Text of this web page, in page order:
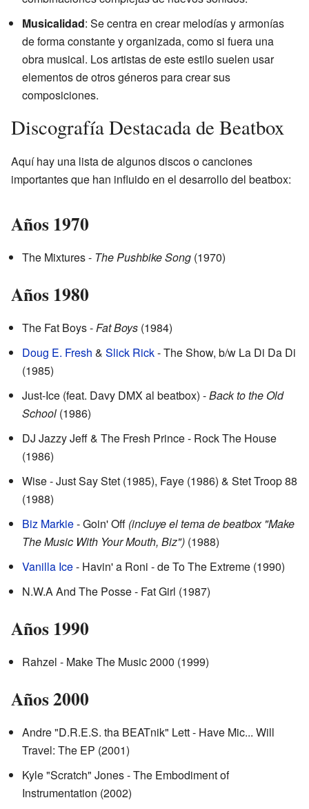
Musicalidad: Se centra en crear melodías y armonías
de forma constante y organizada, como si fuera una
obra musical. Los artistas de este estilo suelen usar
elementos de otros géneros para crear sus
composiciones.
Discografía Destacada de Beatbox
Aquí hay una lista de algunos discos o canciones
importantes que han influido en el desarrollo del beatbox:
Años 1970
The Mixtures - The Pushbike Song (1970)
Años 1980
The Fat Boys -Fat Boys (1984)
Doug E. Fresh & Slick Rick- The Show, b/w La Di Da Di
(1985)
Just-Ice (feat. Davy DMX al beatbox) -Back to the Old
School (1986)
DJ Jazzy Jeff & The Fresh Prince - Rock The House
(1986)
Wise - Just Say Stet (1985), Faye (1986) & Stet Troop 88
(1988)
Biz Markie- Goin' Off (incluye el tema de beatbox "Make
The Music With Your Mouth, Biz") (1988)
Vanilla Ice- Havin' a Roni - de To The Extreme (1990)
N.W.A And The Posse - Fat Girl (1987)
Años 1990
Rahzel - Make The Music 2000 (1999)
Años 2000
Andre "D.R.E.S. tha BEATnik" Lett - Have Mic... Will
Travel: The EP (2001)
Kyle "Scratch" Jones - The Embodiment of
Instrumentation (2002)